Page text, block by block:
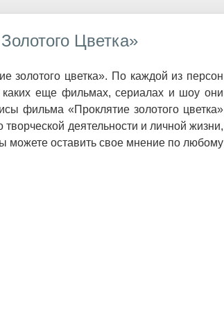
Цветка»
золотого цветка». По каждой из персон
еще фильмах, сериалах и шоу они
фильма «Проклятие золотого цветка»
деятельности и личной жизни,
оставить свое мнение по любому